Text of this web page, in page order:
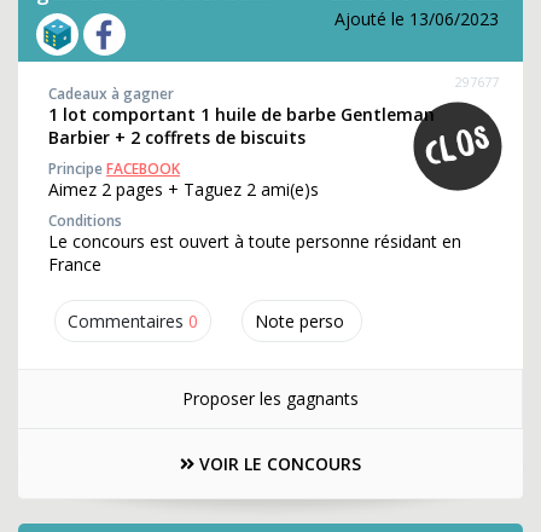
Ajouté le 13/06/2023
Commentaires 0 Note perso
297677
Cadeaux à gagner
1 lot comportant 1 huile de barbe Gentleman
Barbier + 2 coffrets de biscuits
PrincipeFACEBOOK
Aimez 2 pages + Taguez 2 ami(e)s
Conditions
Le concours est ouvert à toute personne résidant en
France
Proposer les gagnants
VOIR LE CONCOURS